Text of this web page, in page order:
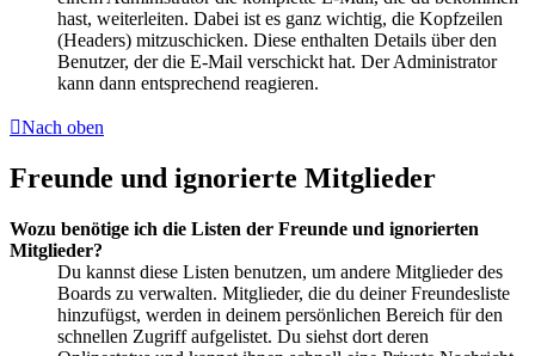
hast, weiterleiten. Dabei ist es ganz wichtig, die Kopfzeilen
(Headers) mitzuschicken. Diese enthalten Details über den
Benutzer, der die E-Mail verschickt hat. Der Administrator
kann dann entsprechend reagieren.
Nach oben
Freunde und ignorierte Mitglieder
Wozu benötige ich die Listen der Freunde und ignorierten
Mitglieder?
Du kannst diese Listen benutzen, um andere Mitglieder des
Boards zu verwalten. Mitglieder, die du deiner Freundesliste
hinzufügst, werden in deinem persönlichen Bereich für den
schnellen Zugriff aufgelistet. Du siehst dort deren